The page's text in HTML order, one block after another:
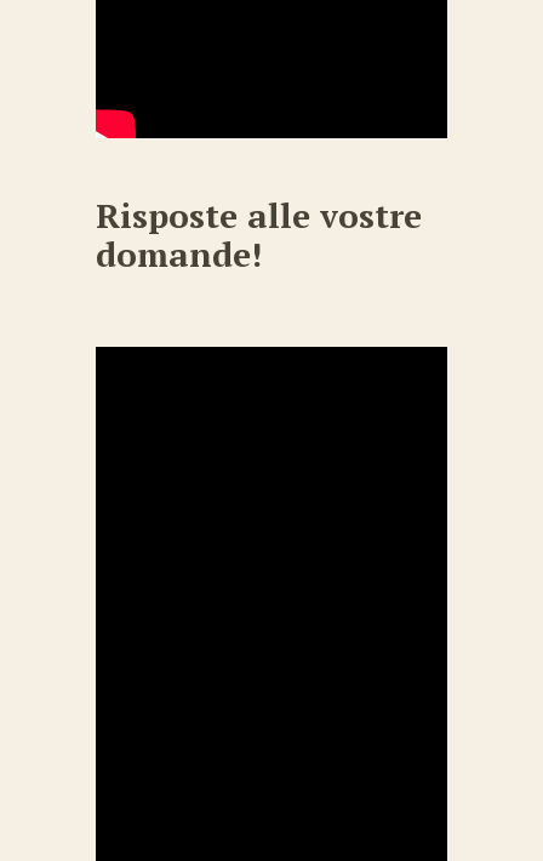
Risposte alle vostre
domande!